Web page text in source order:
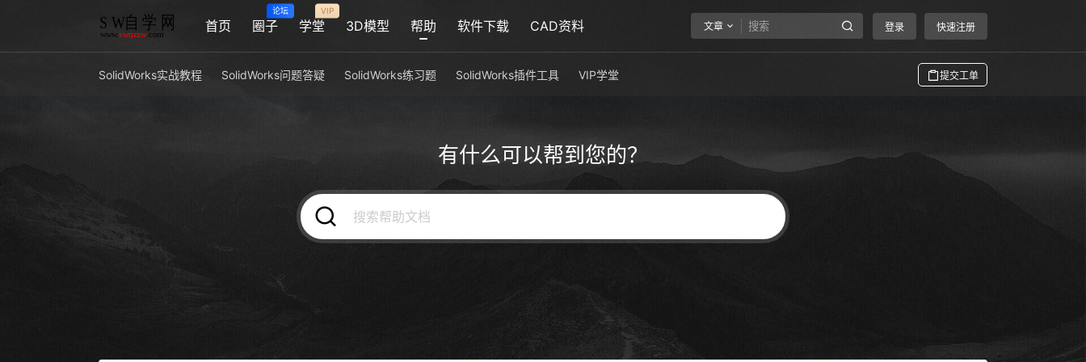
首页 圈子
论坛
学堂
VIP
3D模型 帮助 软件下载 CAD资料 文章 登录 快速注册
SolidWorks实战教程 SolidWorks问题答疑 SolidWorks练习题 SolidWorks插件工具 VIP学堂 提交工单
有什么可以帮到您的？